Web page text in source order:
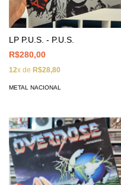
LP P.U.S. - P.U.S.
R$280,00
12x de R$28,80
METAL NACIONAL